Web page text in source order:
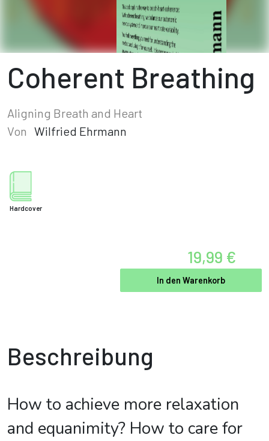
Coherent Breathing
Aligning Breath and Heart
Von Wilfried Ehrmann
Hardcover
19,99 €
In den Warenkorb
Beschreibung
How to achieve more relaxation
and equanimity? How to care for